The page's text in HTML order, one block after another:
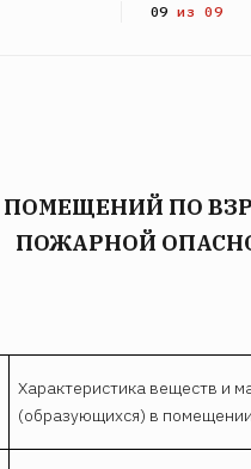
09 из 09
ПОМЕЩЕНИЙ ПО
ПОЖАРНОЙ
Характеристика веществ и
(образующихся) в помещении